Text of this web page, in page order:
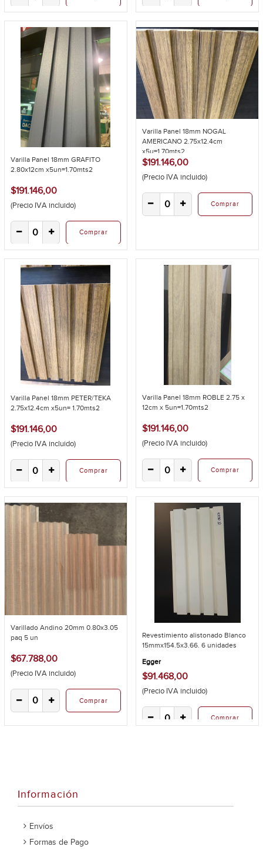
Información
Envíos
Formas de Pago
Varilla Panel 18mm GRAFITO
2.80x12cm x5un=1.70mts2
$191.146,00
(Precio IVA incluido)
Comprar
Varilla Panel 18mm NOGAL
AMERICANO 2.75x12.4cm
x5u=1.70mts2
$191.146,00
(Precio IVA incluido)
Comprar
Varilla Panel 18mm PETER/TEKA
2.75x12.4cm x5un= 1.70mts2
$191.146,00
(Precio IVA incluido)
Comprar
Varilla Panel 18mm ROBLE 2.75 x
12cm x 5un=1.70mts2
$191.146,00
(Precio IVA incluido)
Comprar
Varillado Andino 20mm 0.80x3.05
paq 5 un
$67.788,00
(Precio IVA incluido)
Comprar
Revestimiento alistonado Blanco
15mmx154.5x3.66. 6 unidades
Egger
$91.468,00
(Precio IVA incluido)
Comprar